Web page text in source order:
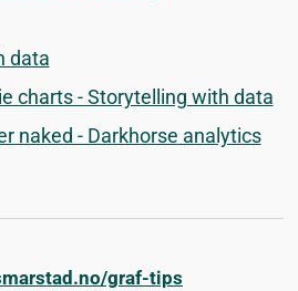
data
charts - Storytelling with data
naked - Darkhorse analytics
graf-tips